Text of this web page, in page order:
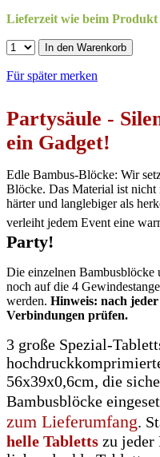
Lieferzeit wie beim Produkt
In den Warenkorb
Für später merken
Partysäule -
ein Gadget!
Edle Bambus-Blöcke: Wir
Blöcke. Das Material ist nicht
härter und langlebiger als
verleiht jedem Event eine
Party!
Die einzelnen Bambusblöcke
noch auf die 4
werden. Hinweis: nach
Verbindungen prüfen.
3 große Spezial-
56x39x0,6cm, die
Bambusblöcke
zum Lieferumfang.
helle Tabletts zu jeder